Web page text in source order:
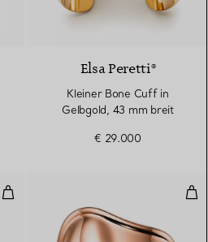
Elsa Peretti®
Kleiner Bone Cuff in
Gelbgold, 43 mm breit
€ 29.000
Kleiner Bone Cuff in Gelbgold,